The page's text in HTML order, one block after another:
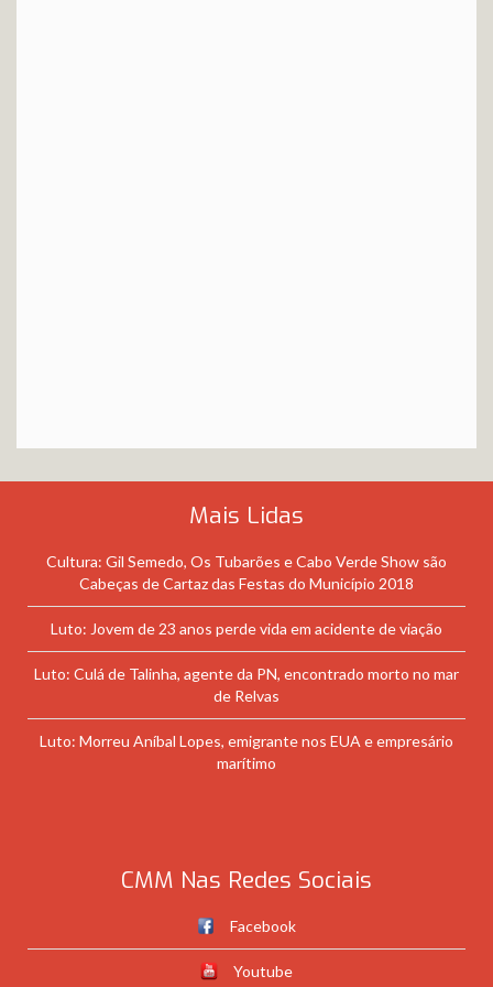
Mais Lidas
Cultura: Gil Semedo, Os Tubarões e Cabo Verde Show são
Cabeças de Cartaz das Festas do Município 2018
Luto: Jovem de 23 anos perde vida em acidente de viação
Luto: Culá de Talinha, agente da PN, encontrado morto no mar
de Relvas
Luto: Morreu Aníbal Lopes, emigrante nos EUA e empresário
marítimo
CMM Nas Redes Sociais
Facebook
Youtube